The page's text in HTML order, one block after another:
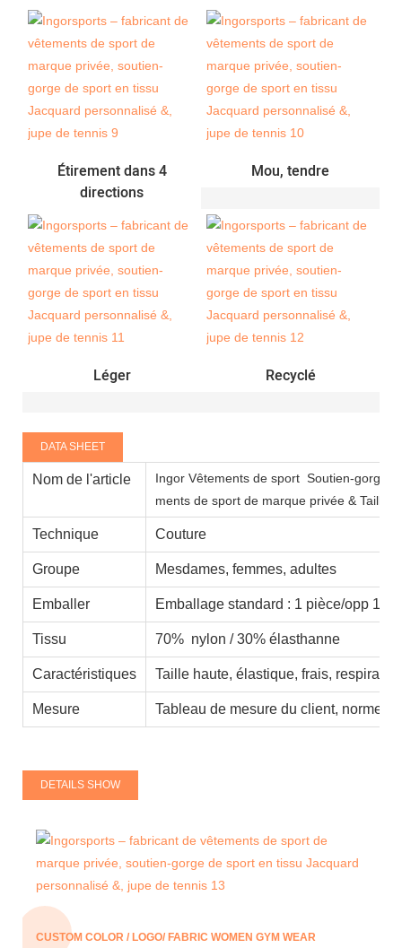
Étirement dans 4
directions
Mou, tendre
Léger Recyclé
DATA SHEET
Nom de l'article Ingor Vêtements de sport Soutien-gorge
ments de sport de marque privée &
Technique Couture
Groupe Mesdames, femmes, adultes
Emballer Emballage standard : 1 pièce/opp 100
Tissu 70% nylon / 30% élasthanne
Caractéristiques Taille haute, élastique, frais,
Mesure Tableau de mesure du client, normes
DETAILS SHOW
CUSTOM COLOR / LOGO/ FABRIC WOMEN GYM WEAR